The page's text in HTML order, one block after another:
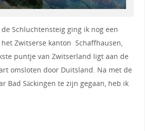
Schluchtensteig ging ik nog een
Zwitserse kanton Schaffhausen,
puntje van Zwitserland ligt aan de
omsloten door Duitsland. Na met de
Bad Säckingen te zijn gegaan, heb ik